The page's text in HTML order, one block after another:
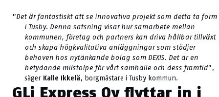
”Det är fantastiskt att se innovativa projekt som detta ta form
i Tusby. Denna satsning visar hur samarbete mellan
kommunen, företag och partners kan driva hållbar tillväxt
och skapa högkvalitativa anläggningar som stödjer
behoven hos nytänkande bolag som DEXIS. Det är en
betydande milstolpe för vårt samhälle och dess framtid”,
säger Kalle Ikkelä, borgmästare i Tusby kommun.
GLi Express Oy flyttar in i